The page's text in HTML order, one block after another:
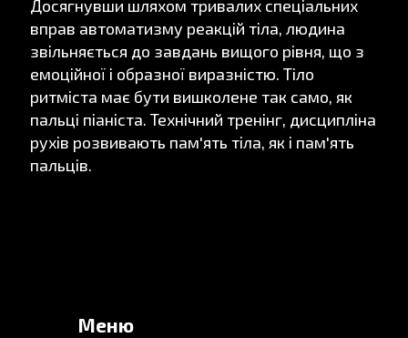
Досягнувши шляхом тривалих спеціальних
вправ автоматизму реакцій тіла, людина
звільняється до завдань вищого рівня, що з
емоційної і образної виразністю. Тіло
ритміста має бути вишколене так само, як
пальці піаніста. Технічний тренінг, дисципліна
рухів розвивають пам'ять тіла, як і пам'ять
пальців.
Меню